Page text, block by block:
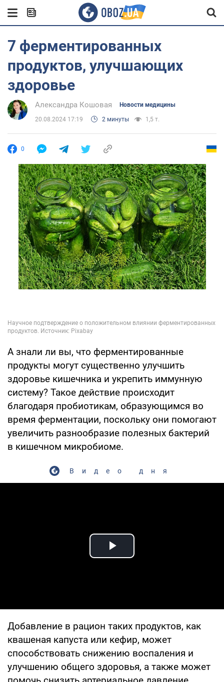
7 ферментированных
продуктов, улучшающих
здоровье
Александра Кошовая Новости медицины
20.08.2024 17:19 2 минуты 1,5 т.
0
А знали ли вы, что ферментированные
продукты могут существенно улучшить
здоровье кишечника и укрепить иммунную
систему? Такое действие происходит
благодаря пробиотикам, образующимся во
время ферментации, поскольку они помогают
увеличить разнообразие полезных бактерий
в кишечном микробиоме.
Видео дня
Play Video
Добавление в рацион таких продуктов, как
квашеная капуста или кефир, может
способствовать снижению воспаления и
улучшению общего здоровья, а также может